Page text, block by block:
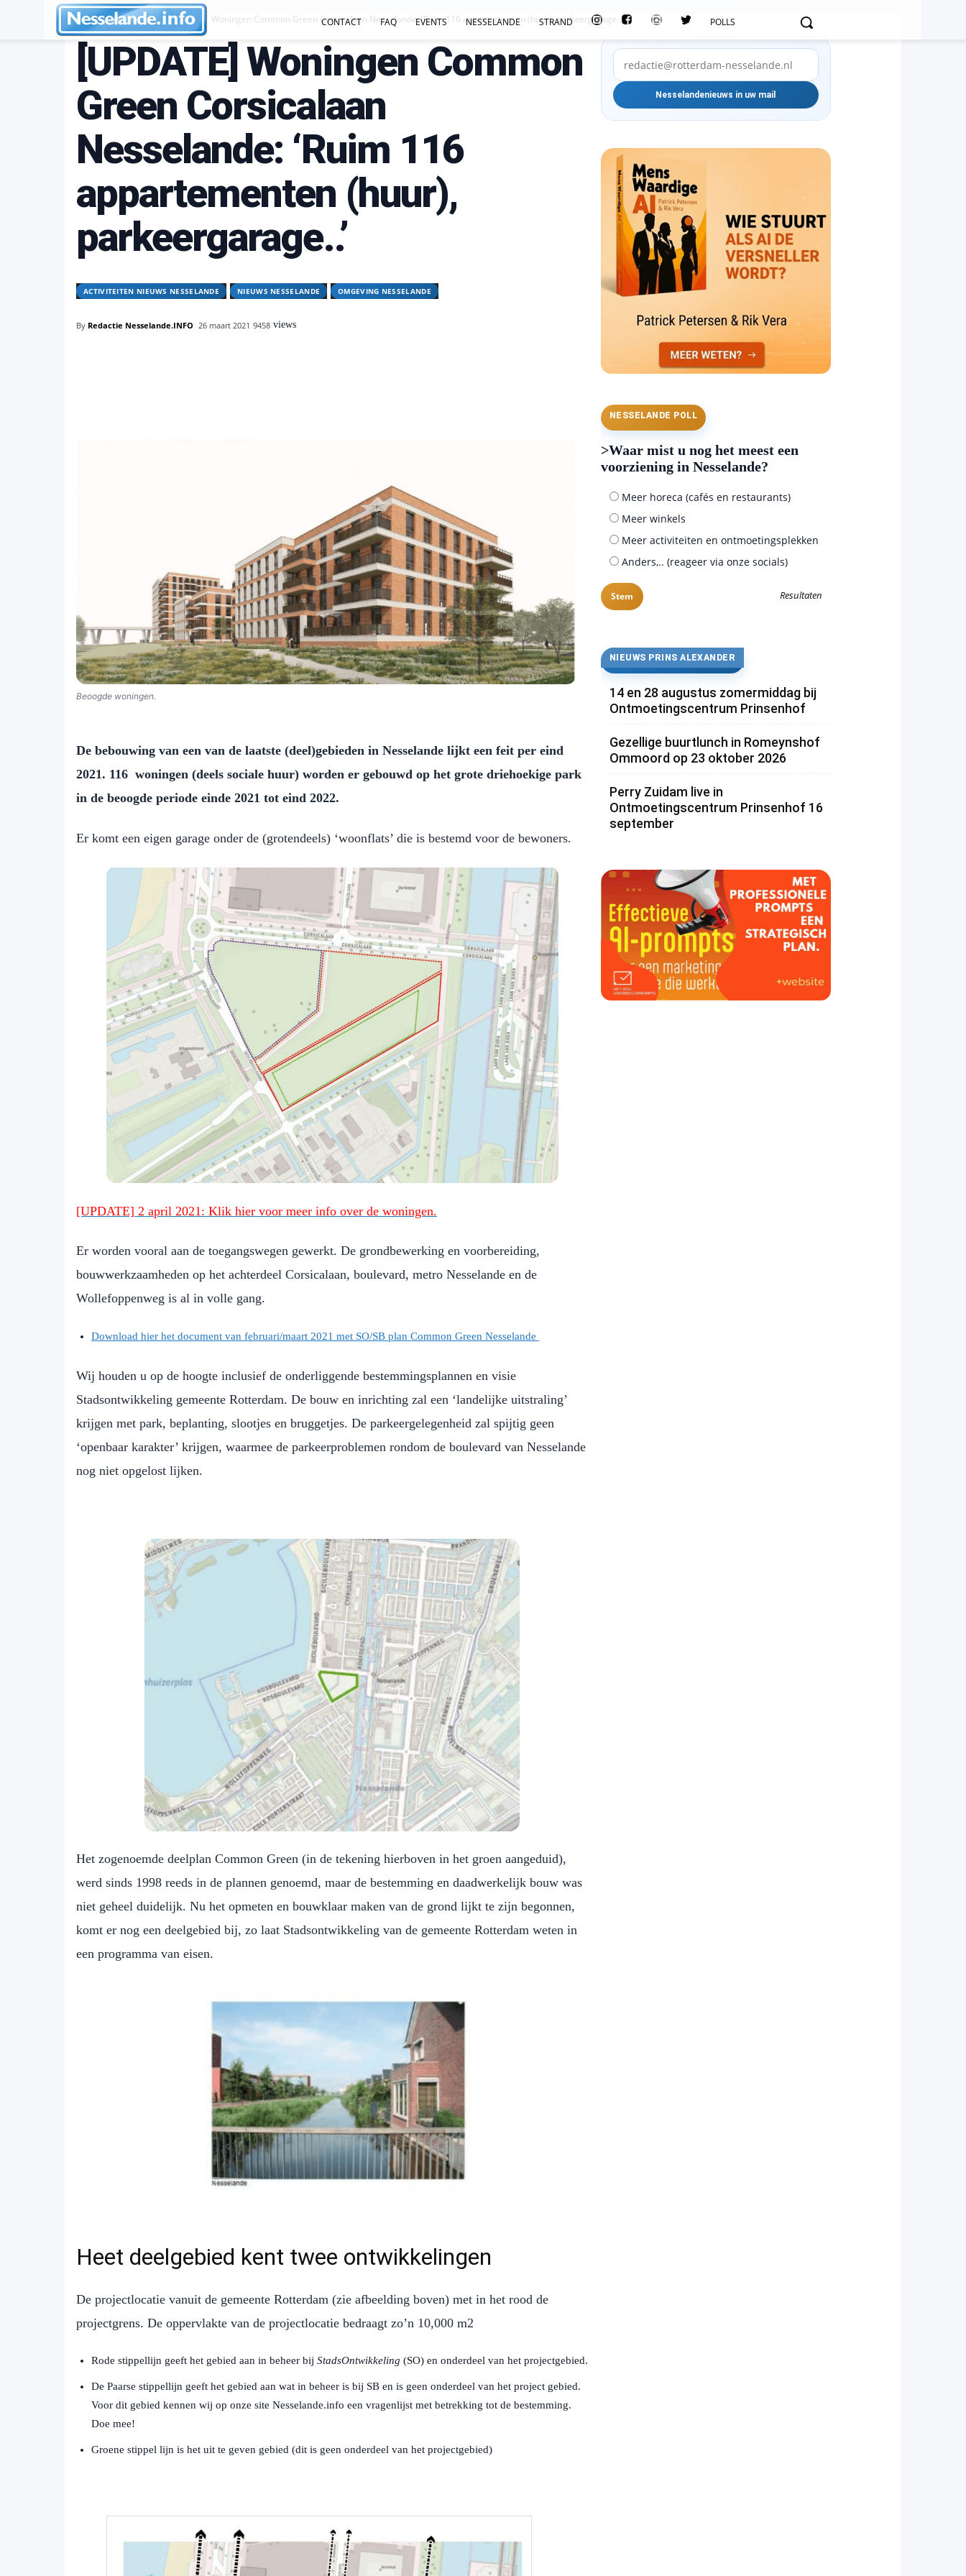
CONTACT FAQ EVENTS NESSELANDE STRAND POLLS
Activiteiten Nieuws Nesselande Woningen Common Green Corsicalaan Nesselande: 'Ruim 116 appartementen (huur), parkeergarage..'
[UPDATE] Woningen Common
Green Corsicalaan
Nesselande: ‘Ruim 116
appartementen (huur),
parkeergarage..’
ACTIVITEITEN NIEUWS NESSELANDE NIEUWS NESSELANDE OMGEVING NESSELANDE
By Redactie Nesselande.INFO 26 maart 2021 9458 views
Beoogde woningen.
De bebouwing van een van de laatste (deel)gebieden in Nesselande lijkt een feit per eind
2021. 116 woningen (deels sociale huur) worden er gebouwd op het grote driehoekige park
in de beoogde periode einde 2021 tot eind 2022.
Er komt een eigen garage onder de (grotendeels) ‘woonflats’ die is bestemd voor de bewoners.
[UPDATE] 2 april 2021: Klik hier voor meer info over de woningen.
Er worden vooral aan de toegangswegen gewerkt. De grondbewerking en voorbereiding,
bouwwerkzaamheden op het achterdeel Corsicalaan, boulevard, metro Nesselande en de
Wollefoppenweg is al in volle gang.
Download hier het document van februari/maart 2021 met SO/SB plan Common Green Nesselande
Wij houden u op de hoogte inclusief de onderliggende bestemmingsplannen en visie
Stadsontwikkeling gemeente Rotterdam. De bouw en inrichting zal een ‘landelijke uitstraling’
krijgen met park, beplanting, slootjes en bruggetjes. De parkeergelegenheid zal spijtig geen
‘openbaar karakter’ krijgen, waarmee de parkeerproblemen rondom de boulevard van Nesselande
nog niet opgelost lijken.
Het zogenoemde deelplan Common Green (in de tekening hierboven in het groen aangeduid),
werd sinds 1998 reeds in de plannen genoemd, maar de bestemming en daadwerkelijk bouw was
niet geheel duidelijk. Nu het opmeten en bouwklaar maken van de grond lijkt te zijn begonnen,
komt er nog een deelgebied bij, zo laat Stadsontwikkeling van de gemeente Rotterdam weten in
een programma van eisen.
Heet deelgebied kent twee ontwikkelingen
De projectlocatie vanuit de gemeente Rotterdam (zie afbeelding boven) met in het rood de
projectgrens. De oppervlakte van de projectlocatie bedraagt zo’n 10,000 m2
Rode stippellijn geeft het gebied aan in beheer bij StadsOntwikkeling (SO) en onderdeel van het projectgebied.
De Paarse stippellijn geeft het gebied aan wat in beheer is bij SB en is geen onderdeel van het project gebied.
Voor dit gebied kennen wij op onze site Nesselande.info een vragenlijst met betrekking tot de bestemming.
Doe mee!
Groene stippel lijn is het uit te geven gebied (dit is geen onderdeel van het projectgebied)
NESSELANDE POLL
>Waar mist u nog het meest een
voorziening in Nesselande?
Meer horeca (cafés en restaurants)
Meer winkels
Meer activiteiten en ontmoetingsplekken
Anders,.. (reageer via onze socials)
Resultaten
NIEUWS PRINS ALEXANDER
14 en 28 augustus zomermiddag bij
Ontmoetingscentrum Prinsenhof
Gezellige buurtlunch in Romeynshof
Ommoord op 23 oktober 2026
Perry Zuidam live in
Ontmoetingscentrum Prinsenhof 16
september